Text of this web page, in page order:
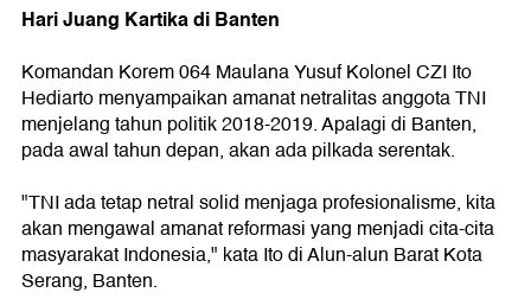
Hari Juang Kartika di Banten
Komandan Korem 064 Maulana Yusuf Kolonel CZI Ito
Hediarto menyampaikan amanat netralitas anggota TNI
menjelang tahun politik 2018-2019. Apalagi di Banten,
pada awal tahun depan, akan ada pilkada serentak.
"TNI ada tetap netral solid menjaga profesionalisme, kita
akan mengawal amanat reformasi yang menjadi cita-cita
masyarakat Indonesia," kata Ito di Alun-alun Barat Kota
Serang, Banten.